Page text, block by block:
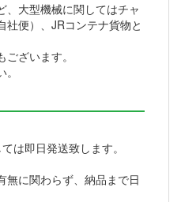
、大型機械に関してはチャ
社便）、JRコンテナ貨物と
ざいます。
は即日発送致します。
無に関わらず、納品まで日